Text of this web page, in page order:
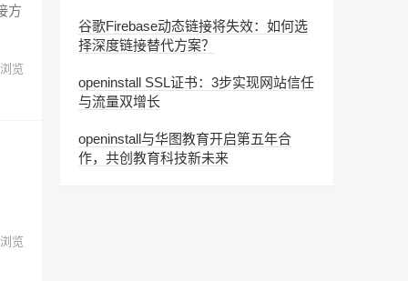
方
浏览
浏览
谷歌Firebase动态链接将失效：如何选
择深度链接替代方案？
openinstall SSL证书：3步实现网站信任
与流量双增长
openinstall与华图教育开启第五年合
作，共创教育科技新未来